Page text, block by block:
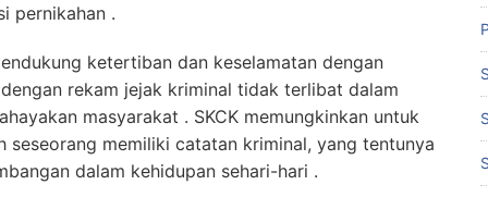
pernikahan .
ketertiban dan keselamatan dengan
rekam jejak kriminal tidak terlibat dalam
masyarakat . SKCK memungkinkan untuk
seseorang memiliki catatan kriminal, yang tentunya
dalam kehidupan sehari-hari .